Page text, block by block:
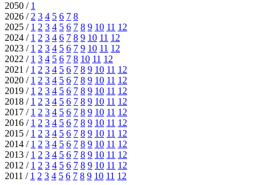
2050 / 1
2026 /2 3 4 5 6 7 8
2025 / 1 2 3 4 5 6 7 8 9 10 11 12
2024 / 1 2 3 4 6 7 8 9 10 11 12
2023 / 1 2 3 4 5 6 7 9 10 11 12
2022 / 1 3 4 5 6 7 8 10 11 12
2021 / 1 2 3 4 5 6 7 8 9 10 11 12
2020 / 1 2 3 4 5 6 7 8 9 10 11 12
2019 / 1 2 3 4 5 6 7 8 9 10 11 12
2018 / 1 2 3 4 5 6 7 8 9 10 11 12
2017 / 1 2 3 4 5 6 7 8 9 10 11 12
2016 / 1 2 3 4 5 6 7 8 9 10 11 12
2015 / 1 2 3 4 5 6 7 8 9 10 11 12
2014 / 1 2 3 4 5 6 7 8 9 10 11 12
2013 / 1 2 3 4 5 6 7 8 9 10 11 12
2012 / 1 2 3 4 5 6 7 8 9 10 11 12
2011 / 1 2 3 4 5 6 7 8 9 10 11 12